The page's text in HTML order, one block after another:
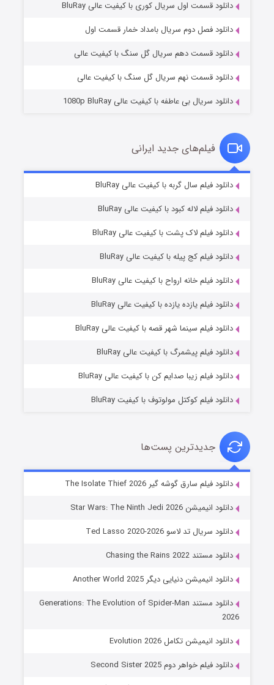
مردگان متحرک: شهر مرده ۳
قسمت۲ (زیرنویس) منتشر شد
قسمت۷ (زیرنویس) منتشر شد
خاندان اژدها فصل ۳
جادوگری در مغولستان
دانلود قسمت اول سریال کوری با کیفیت عالی BluRay
دانلود فصل دوم سریال بامداد خمار قسمت اول
دانلود قسمت دهم سریال گل سنگ با کیفیت عالی
دانلود قسمت نهم سریال گل سنگ با کیفیت عالی
دانلود سریال بی عاطفه با کیفیت عالی 1080p BluRay
فیلم‌های جدید ایرانی
دانلود فیلم سال گربه با کیفیت عالی BluRay
دانلود فیلم لاله کبود با کیفیت عالی BluRay
دانلود فیلم لاک پشت با کیفیت عالی BluRay
دانلود فیلم کج‌ پیله با کیفیت عالی BluRay
دانلود فیلم خانه ارواح با کیفیت عالی BluRay
دانلود فیلم یازده یازده با کیفیت عالی BluRay
دانلود فیلم سینما شهر قصه با کیفیت عالی BluRay
دانلود فیلم پیشمرگ با کیفیت عالی BluRay
دانلود فیلم زیبا صدایم کن با کیفیت عالی BluRay
دانلود فیلم کوکتل مولوتوف با کیفیت BluRay
جدیدترین پست‌ها
دانلود فیلم سارق گوشه گیر The Isolate Thief 2026
دانلود انیمیشن Star Wars: The Ninth Jedi 2026
دانلود سریال تد لاسو Ted Lasso 2020-2026
دانلود مستند Chasing the Rains 2022
دانلود انیمیشن دنیایی دیگر Another World 2025
دانلود مستند Generations: The Evolution of Spider-Man
2026
دانلود انیمیشن تکامل Evolution 2026
دانلود فیلم خواهر دوم Second Sister 2025